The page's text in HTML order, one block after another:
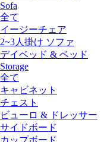
Sofa
全て
イージーチェア
2~3人掛け ソファ
デイベッド & ベッド
Storage
全て
キャビネット
チェスト
ビューロ & ドレッサー
サイドボード
カップボード